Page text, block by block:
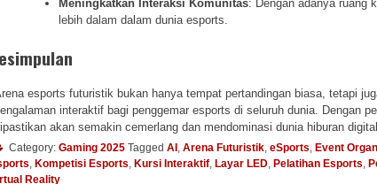
Meningkatkan Interaksi Komunitas: Dengan adanya ruang
lebih dalam dalam dunia esports.
esports futuristik bukan hanya tempat pertandingan biasa, tetapi
interaktif bagi penggemar esports di seluruh dunia. Dengan
akan semakin cemerlang dan mendominasi dunia hiburan digital.
Category: Gaming 2025 Tagged AI Arena Futuristik eSports Event
Kompetisi Esports Kursi Interaktif Layar LED Pelatihan Esports
Reality